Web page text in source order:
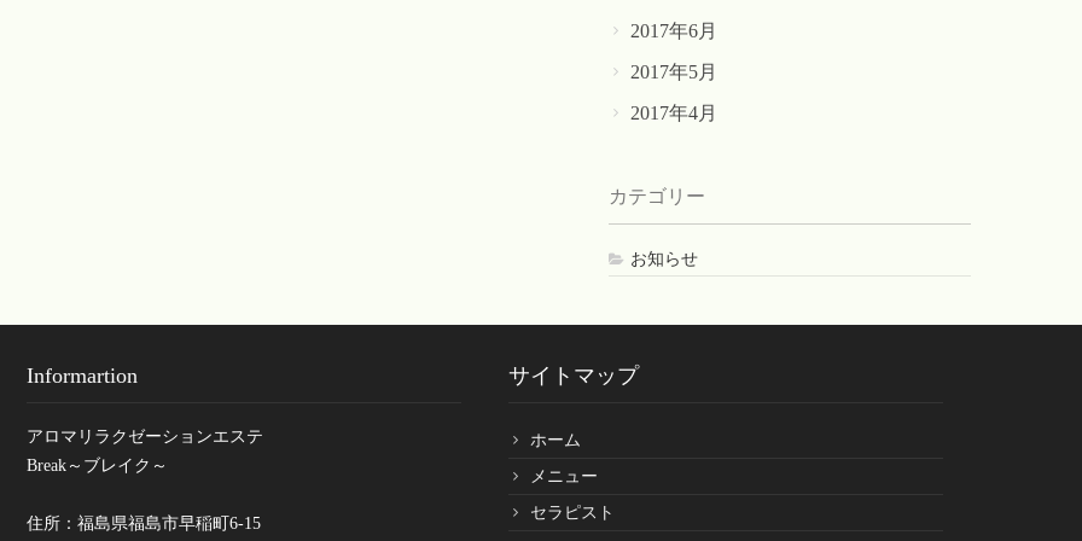
2017年6月
2017年5月
2017年4月
カテゴリー
お知らせ
Informartion
アロマリラクゼーションエステ
Break～ブレイク～
住所：福島県福島市早稲町6-15
サイトマップ
ホーム
メニュー
セラピスト